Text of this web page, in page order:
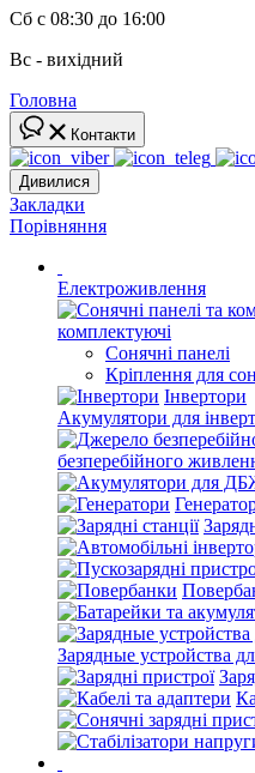
Сб с 08:30 до 16:00
Вс - вихідний
Головна
Контакти
Дивилися
Закладки
Порівняння
Електроживлення
комплектуючі
Сонячні панелі
Кріплення для
Інвертори
Акумулятори для
безперебійного
Зарядные устройства